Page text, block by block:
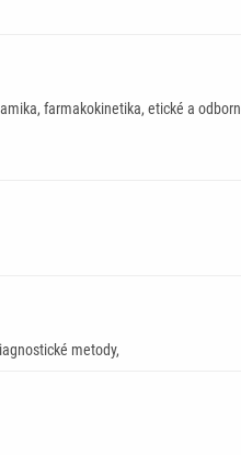
farmakokinetika, etické a
metody,